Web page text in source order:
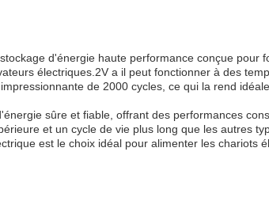
d'énergie haute performance conçue pour
électriques.2V a il peut fonctionner à des
de 2000 cycles, ce qui la rend
sûre et fiable, offrant des performances
et un cycle de vie plus long que les autres
est le choix idéal pour alimenter les chariots